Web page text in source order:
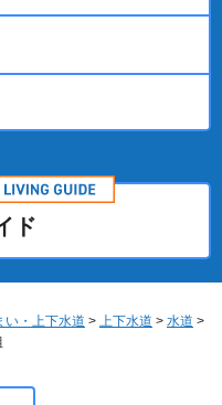
ド
い・上下水道 > 上下水道 > 水道 >